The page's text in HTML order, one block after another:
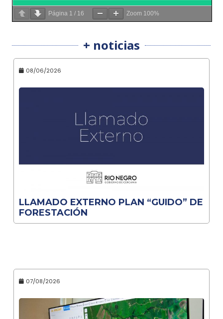
Página 1 / 16 Zoom 100%
+ noticias
08/06/2026
LLAMADO EXTERNO PLAN “GUIDO” DE
FORESTACIÓN
07/08/2026